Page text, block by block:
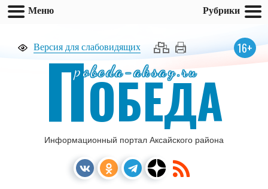
Версия для слабовидящих 16+
pobeda-aksay.ru
ПОБЕДА
Информационный портал Аксайского района
Меню Рубрики